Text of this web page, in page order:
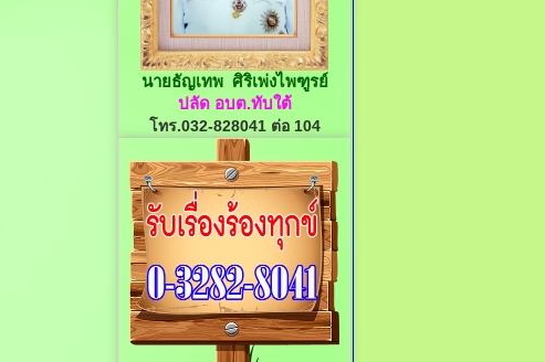
นายธัญเทพ ศิริเพ่งไพฑูรย์
ปลัด อบต.ทับใต้
โทร.032-828041 ต่อ 104